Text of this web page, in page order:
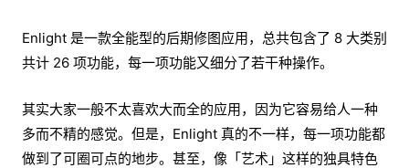
Enlight 是一款全能型的后期修图应用，总共包含了 8 大类别
共计 26 项功能，每一项功能又细分了若干种操作。
其实大家一般不太喜欢大而全的应用，因为它容易给人一种
多而不精的感觉。但是，Enlight 真的不一样，每一项功能都
做到了可圈可点的地步。甚至，像「艺术」这样的独具特色